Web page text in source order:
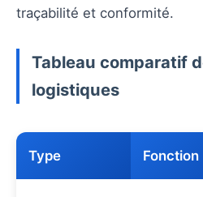
traçabilité et conformité.
Tableau comparatif
logistiques
Type Fonction